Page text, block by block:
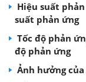
Hiệu suất
suất phản ứng
Tốc độ phản
độ phản ứng
Ảnh hưởng